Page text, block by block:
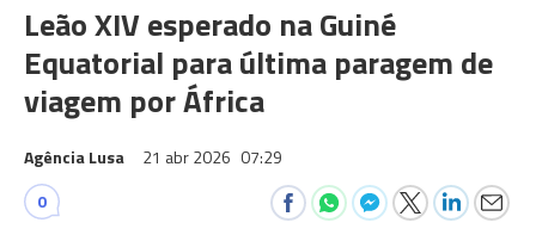
Leão XIV esperado na Guiné
Equatorial para última paragem de
viagem por África
Agência Lusa 21 abr 2026 07:29
0